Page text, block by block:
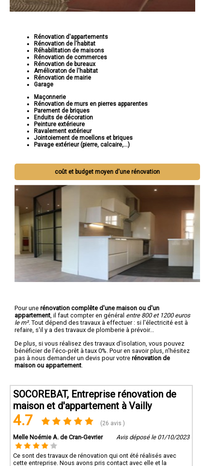
Rénovation d'appartements
Rénovation de l'habitat
Réhabilitation de maisons
Rénovation de commerces
Rénovation de bureaux
Amélioraton de l'habitat
Rénovation de mairie
Garage
Maçonnerie
Rénovation de murs en pierres apparentes
Parement de briques
Enduits de décoration
Peinture extérieure
Ravalement extérieur
Jointoiement de moellons et briques
Pavage extérieur (pierre, calcaire,...)
coût et budget moyen d'une rénovation
Pour une rénovation complête d'une maison ou d'un
appartement , il faut compter en général entre 800 et 1200 euros
le m². Tout dépend des travaux à effectuer : si l'électricité est à
refaire, s'il y a des travaux de plomberie à prévoir...
De plus, si vous réalisez des travaux d'isolation, vous pouvez
bénéficier de l'éco-prêt à taux 0%. Pour en savoir plus, n'hésitez
pas à nous demander un devis pour votre rénovation de
maison ou appartement
SOCOREBAT, Entreprise rénovation de
maison et d'appartement à Vailly
4.7 (26 avis )
Melle Noémie A. de Cran-Gevrier Avis déposé le 01/10/2023
Ce sont des travaux de rénovation qui ont été réalisés avec
cette entreprise. Nous avons pris contact avec elle et la